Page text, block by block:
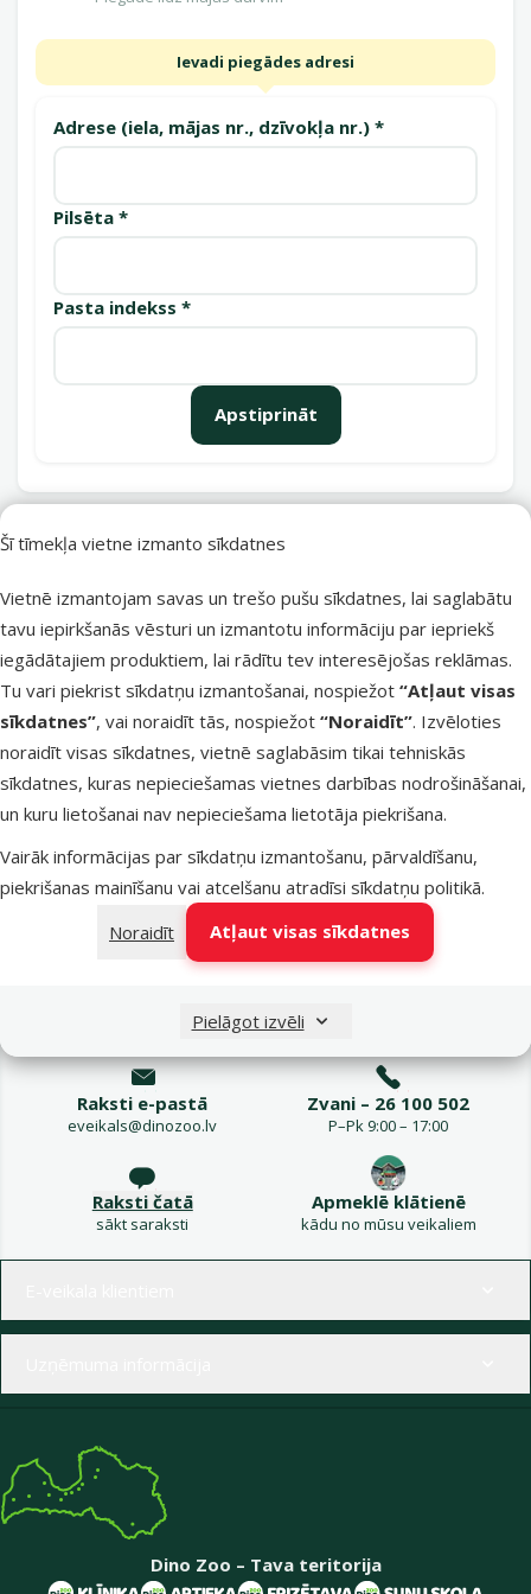
Šī tīmekļa vietne izmanto sīkdatnes
Vietnē izmantojam savas un trešo pušu sīkdatnes, lai saglabātu
tavu iepirkšanās vēsturi un izmantotu informāciju par iepriekš
iegādātajiem produktiem, lai rādītu tev interesējošas reklāmas.
Tu vari piekrist sīkdatņu izmantošanai, nospiežot “Atļaut visas
sīkdatnes”, vai noraidīt tās, nospiežot “Noraidīt”. Izvēloties
noraidīt visas sīkdatnes, vietnē saglabāsim tikai tehniskās
sīkdatnes, kuras nepieciešamas vietnes darbības nodrošināšanai,
un kuru lietošanai nav nepieciešama lietotāja piekrišana.
Vairāk informācijas par sīkdatņu izmantošanu, pārvaldīšanu,
piekrišanas mainīšanu vai atcelšanu atradīsi sīkdatņu politikā.
Noraidīt
Atļaut visas sīkdatnes
Pielāgot izvēli
Ievadi piegādes adresi
Adrese (iela, mājas nr., dzīvokļa nr.) *
Pilsēta *
Pasta indekss *
Apstiprināt
Latvijas Pasts pakomāti trešdien
LATVIJAS PASTS nodaļas trešdien
OMNIVA pakomāti trešdien
DPD Pickup tīkls trešdien
Raksti e-pastā
eveikals@dinozoo.lv
Zvani – 26 100 502
P–Pk 9:00 – 17:00
Raksti čatā
sākt saraksti
Apmeklē klātienē
kādu no mūsu veikaliem
Dino Zoo – Tava teritorija